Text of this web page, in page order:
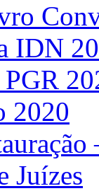
IDN
2020
Juízes